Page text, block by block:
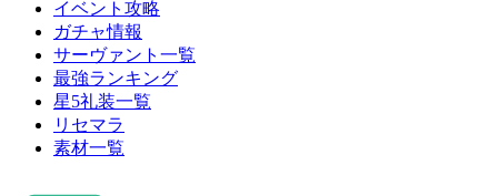
イベント攻略
ガチャ情報
サーヴァント一覧
最強ランキング
星5礼装一覧
リセマラ
素材一覧